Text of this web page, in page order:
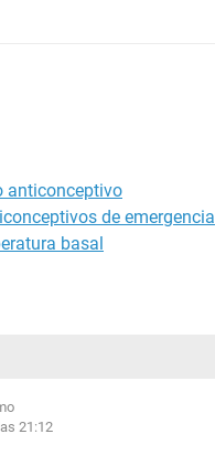
anticonceptivo
de emergencia
basal
21:12